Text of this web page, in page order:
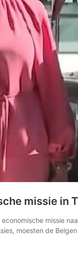
missie in
missie
moesten de